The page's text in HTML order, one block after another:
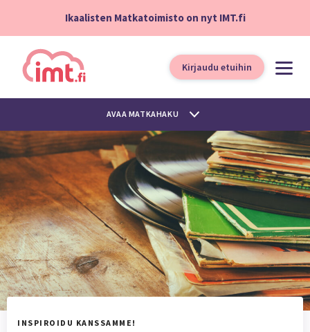
Ikaalisten Matkatoimisto on nyt IMT.fi
Kirjaudu etuihin
AVAA MATKAHAKU
INSPIROIDU KANSSAMME!